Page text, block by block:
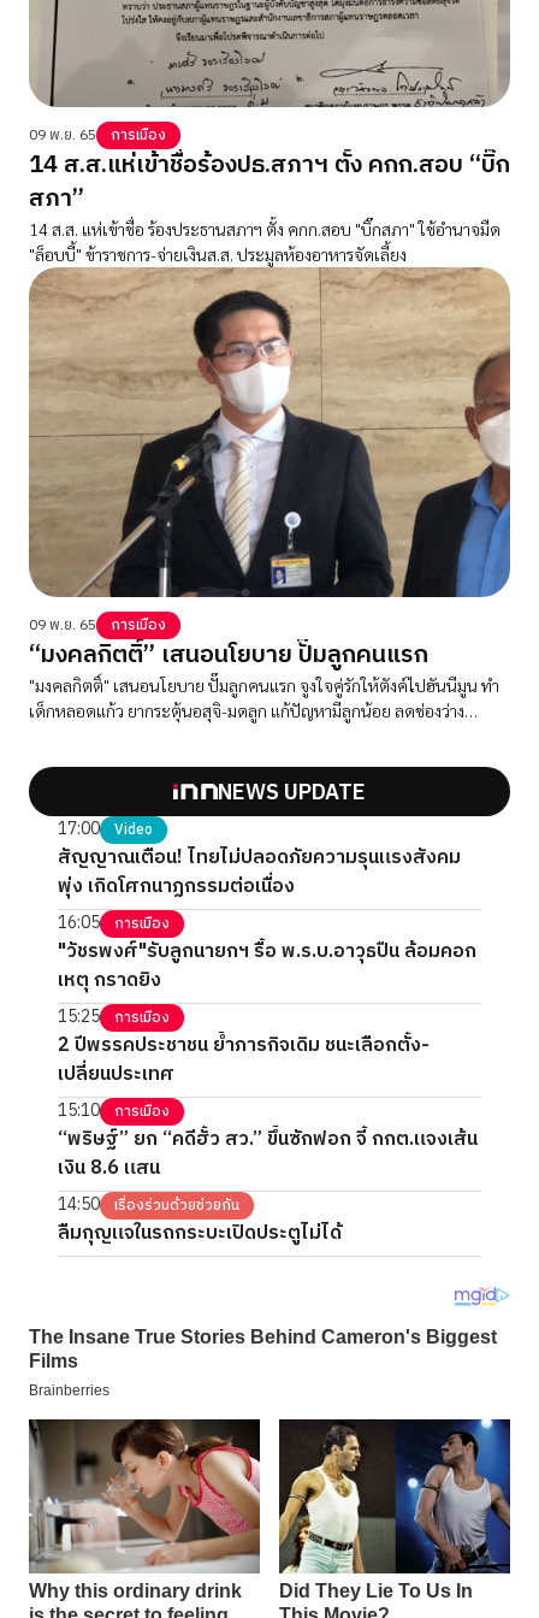
09 พ.ย. 65 การเมือง
14 ส.ส.แห่เข้าชื่อร้องปธ.สภาฯ ตั้ง คกก.สอบ “บิ๊ก
สภา”
14 ส.ส. แห่เข้าชื่อ ร้องประธานสภาฯ ตั้ง คกก.สอบ "บิ๊กสภา" ใช้อำนาจมืด
"ล็อบบี้" ข้าราชการ-จ่ายเงินส.ส. ประมูลห้องอาหารจัดเลี้ยง
09 พ.ย. 65 การเมือง
“มงคลกิตติ์” เสนอนโยบาย ปั๊มลูกคนแรก
"มงคลกิตติ์" เสนอนโยบาย ปั๊มลูกคนแรก จูงใจคู่รักให้ตังค์ไปฮันนีมูน ทำ
เด็กหลอดแก้ว ยากระตุ้นอสุจิ-มดลูก แก้ปัญหามีลูกน้อย ลดช่องว่าง
NEWS UPDATE
17:00 Video
สัญญาณเตือน! ไทยไม่ปลอดภัยความรุนแรงสังคม
พุ่ง เกิดโศกนาฏกรรมต่อเนื่อง
16:05 การเมือง
"วัชรพงศ์"รับลูกนายกฯ รื้อ พ.ร.บ.อาวุธปืน ล้อมคอก
เหตุ กราดยิง
15:25 การเมือง
2 ปีพรรคประชาชน ย้ำภารกิจเดิม ชนะเลือกตั้ง-
เปลี่ยนประเทศ
15:10 การเมือง
“พริษฐ์” ยก “คดีฮั้ว สว.” ขึ้นซักฟอก จี้ กกต.แจงเส้น
เงิน 8.6 แสน
14:50 เรื่องร่วมด้วยช่วยกัน
ลืมกุญแจในรถกระบะเปิดประตูไม่ได้